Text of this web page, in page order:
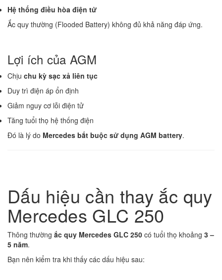
Hệ thống điều hòa điện tử
Ắc quy thường (Flooded Battery) không đủ khả năng đáp ứng.
Lợi ích của AGM
Chịu chu kỳ sạc xả liên tục
Duy trì điện áp ổn định
Giảm nguy cơ lỗi điện tử
Tăng tuổi thọ hệ thống điện
Đó là lý do Mercedes bắt buộc sử dụng AGM battery.
Dấu hiệu cần thay ắc quy
Mercedes GLC 250
Thông thường ắc quy Mercedes GLC 250 có tuổi thọ khoảng 3 –
5 năm.
Bạn nên kiểm tra khi thấy các dấu hiệu sau: